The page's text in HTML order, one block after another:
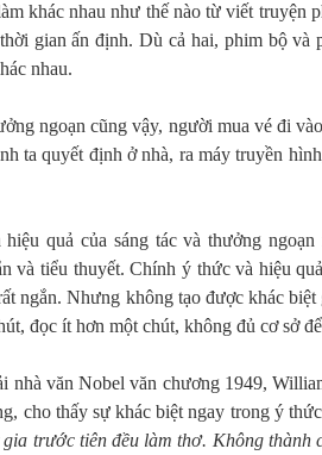
khác nhau như thế nào từ viết truyện
gian ấn định. Dù cả hai, phim bộ và
nhau.
ngoạn cũng vậy, người mua vé đi
ta quyết định ở nhà, ra máy truyền
quả của sáng tác và thưởng
và tiểu thuyết. Chính ý thức và hiệu
ngắn. Nhưng không tạo được khác
đọc ít hơn một chút, không đủ cơ sở
nhà văn Nobel văn chương 1949,
cho thấy sự khác biệt ngay trong ý
gia trước tiên đều làm thơ. Không thành